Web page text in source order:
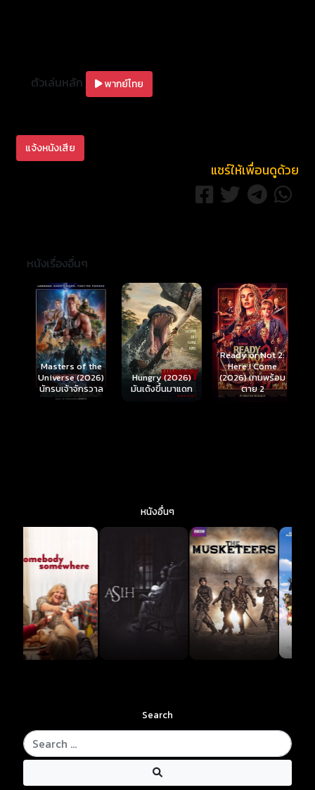
ตัวเล่นหลัก พากย์ไทย
แจ้งหนังเสีย
แชร์ให้เพื่อนดูด้วย
หนังเรื่องอื่นๆ
Masters of the
Universe (2026)
นักรบเจ้าจักรวาล
Hungry (2026)
มันเด้งขึ้นมาแดก
Ready or Not 2:
Here I Come
(2026) เกมพร้อม
ตาย 2
หนังอื่นๆ
Search